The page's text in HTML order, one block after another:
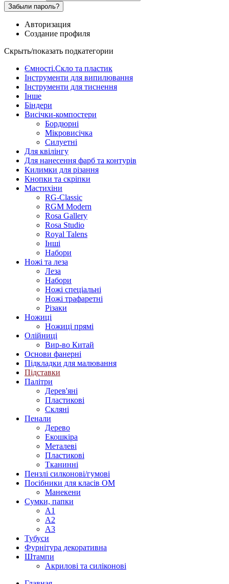
Забыли пароль?
Авторизация
Создание профиля
Скрыть/показать подкатегории
Ємності.Скло та пластик
Інструменти для випилювання
Інструменти для тиснення
Інше
Біндери
Висічки-компостери
Бордюрні
Мікровисічка
Силуетні
Для квілінгу
Для нанесення фарб та контурів
Килимки для різання
Кнопки та скріпки
Мастихіни
RG-Classic
RGM Modern
Rosa Gallery
Rosa Studio
Royal Talens
Інші
Набори
Ножі та леза
Леза
Набори
Ножі спеціальні
Ножі трафаретні
Різаки
Ножиці
Ножиці прямі
Олійниці
Вир-во Китай
Основи фанерні
Підкладки для малювання
Підставки
Палітри
Дерев'яні
Пластикові
Скляні
Пенали
Дерево
Екошкіра
Металеві
Пластикові
Тканинні
Пензлі силконові/гумові
Посібники для класів ОМ
Манекени
Сумки, папки
А1
А2
А3
Тубуси
Фурнітура декоративна
Штампи
Акрилові та силіконові